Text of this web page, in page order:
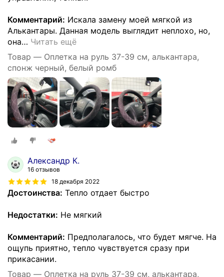
Комментарий: Искала замену моей мягкой из
Алькантары. Данная модель выглядит неплохо, но,
она… Читать ещё
Товар — Оплетка на руль 37-39 см, алькантара,
спонж черный, белый ромб
Александр К.
16 отзывов
18 декабря 2022
Достоинства: Тепло отдает быстро
Недостатки: Не мягкий
Комментарий: Предполагалось, что будет мягче. На
ощупь приятно, тепло чувствуется сразу при
прикасании.
Товар — Оплетка на руль 37-39 см, алькантара,